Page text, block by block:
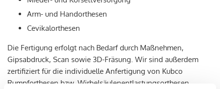
Arm- und Handorthesen
Cevikalorthesen
Die Fertigung erfolgt nach Bedarf durch Maßnehmen,
Gipsabdruck, Scan sowie 3D-Fräsung. Wir sind außerdem
zertifiziert für die individuelle Anfertigung von Kubco
Rumpforthesen bzw. Wirbelsäulenentlastungsorthesen.